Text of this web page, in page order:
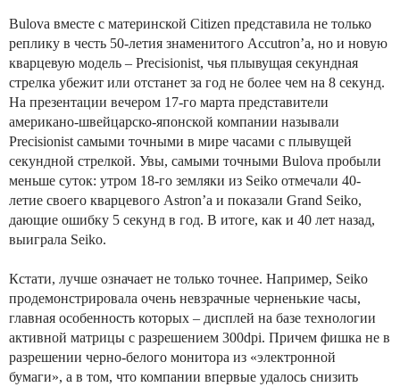
Bulova вместе с материнской Citizen представила не только
реплику в честь 50-летия знаменитого Accutron’a, но и новую
кварцевую модель – Precisionist, чья плывущая секундная
стрелка убежит или отстанет за год не более чем на 8 секунд.
На презентации вечером 17-го марта представители
американо-швейцарско-японской компании называли
Precisionist самыми точными в мире часами с плывущей
секундной стрелкой. Увы, самыми точными Bulova пробыли
меньше суток: утром 18-го земляки из Seiko отмечали 40-
летие своего кварцевого Astron’a и показали Grand Seiko,
дающие ошибку 5 секунд в год. В итоге, как и 40 лет назад,
выиграла Seiko.
Кстати, лучше означает не только точнее. Например, Seiko
продемонстрировала очень невзрачные черненькие часы,
главная особенность которых – дисплей на базе технологии
активной матрицы с разрешением 300dpi. Причем фишка не в
разрешении черно-белого монитора из «электронной
бумаги», а в том, что компании впервые удалось снизить